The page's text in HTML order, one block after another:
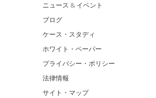
ニュース & イベント
ブログ
ケース・スタディ
ホワイト・ペーパー
プライバシー・ポリシー
法律情報
サイト・マップ